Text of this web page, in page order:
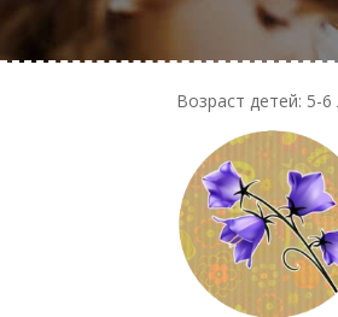
Возраст детей: 5-6